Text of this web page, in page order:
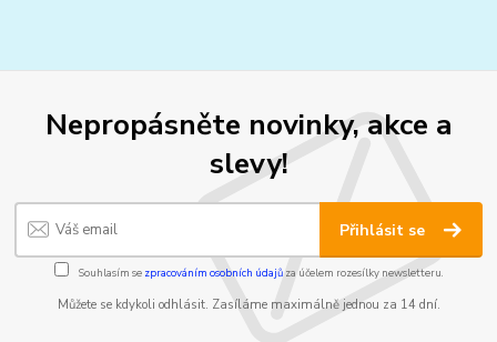
Nepropásněte novinky, akce a
slevy!
Přihlásit se
Souhlasím se zpracováním osobních údajůza účelem rozesílky newsletteru.
Můžete se kdykoli odhlásit. Zasíláme maximálně jednou za 14 dní.